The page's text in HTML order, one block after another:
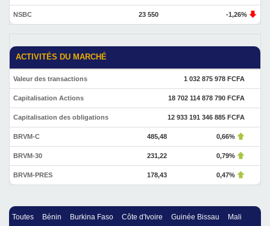
NSBC 23 550 -1,26%
ACTIVITÉS DU MARCHÉ
Valeur des transactions 1 032 875 978 FCFA
Capitalisation Actions 18 702 114 878 790 FCFA
Capitalisation des obligations 12 933 191 346 885 FCFA
BRVM-C 485,48 0,66%
BRVM-30 231,22 0,79%
BRVM-PRES 178,43 0,47%
Toutes Bénin Burkina Faso Côte d'Ivoire Guinée Bissau Mali